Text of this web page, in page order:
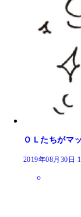
ＯＬたちがマ
2019年08月30日